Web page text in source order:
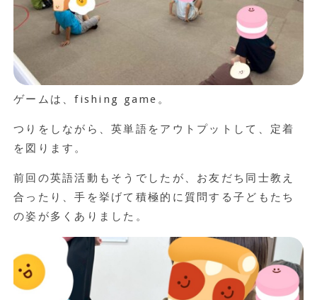
ゲームは、fishing game。
つりをしながら、英単語をアウトプットして、定着
を図ります。
前回の英語活動もそうでしたが、お友だち同士教え
合ったり、手を挙げて積極的に質問する子どもたち
の姿が多くありました。